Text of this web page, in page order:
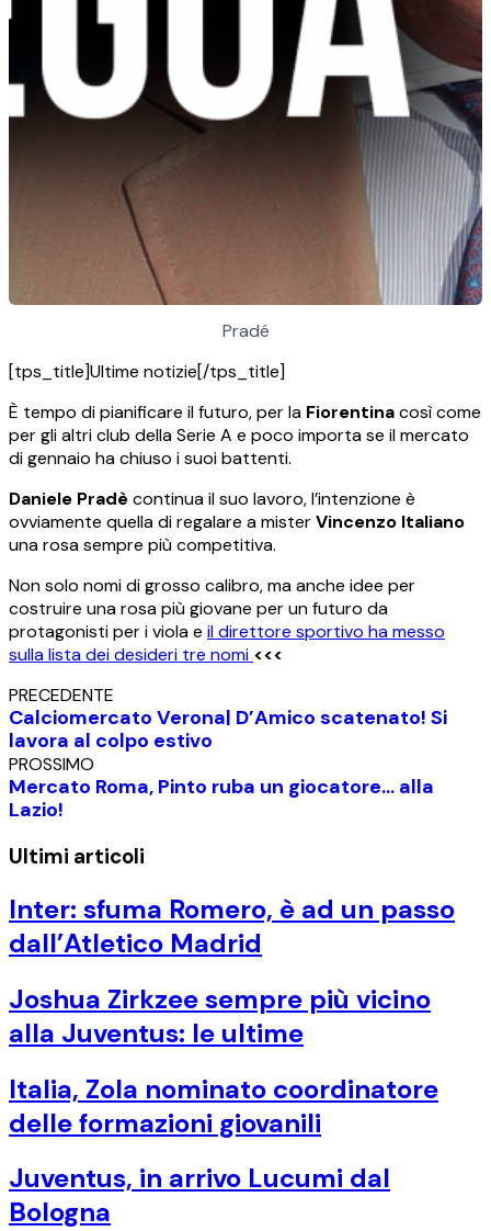
Pradé
[tps_title]Ultime notizie[/tps_title]
È tempo di pianificare il futuro, per la Fiorentinacosì come
per gli altri club della Serie A e poco importa se il mercato
di gennaio ha chiuso i suoi battenti.
Daniele Pradècontinua il suo lavoro, l’intenzione è
ovviamente quella di regalare a misterVincenzo Italiano
una rosa sempre più competitiva.
Non solo nomi di grosso calibro, ma anche idee per
costruire una rosa più giovane per un futuro da
protagonisti per i viola e il direttore sportivo ha messo
sulla lista dei desideri tre nomi <<<
PRECEDENTE
Calciomercato Verona| D’Amico scatenato! Si
lavora al colpo estivo
PROSSIMO
Mercato Roma, Pinto ruba un giocatore… alla
Lazio!
Ultimi articoli
Inter: sfuma Romero, è ad un passo
dall’Atletico Madrid
Joshua Zirkzee sempre più vicino
alla Juventus: le ultime
Italia, Zola nominato coordinatore
delle formazioni giovanili
Juventus, in arrivo Lucumi dal
Bologna